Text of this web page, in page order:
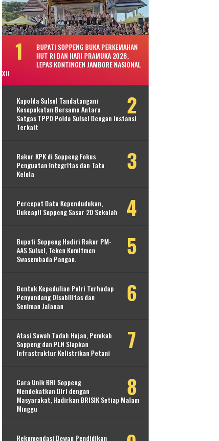
BUPATI SOPPENG BUKA PERKEMAHAN
HUT RI DAN HARI PRAMUKA 2026,
LEPAS KONTINGEN JAMBORE NASIONAL
XII
Kapolda Sulsel Tandatangani
Kesepakatan Bersama Antara
Satgas TPPO Polda Sulsel Dengan Instansi
Terkait
Rakor KPK di Soppeng Fokus
Penguatan Integritas dan Tata
Kelola
Percepat Data Kependudukan,
Dukcapil Soppeng Sasar 20 Sekolah
Bupati Soppeng Hadiri Rakor PM-
AAS Sulsel, Teken Komitmen
Swasembada Pangan.
Bentuk Kepedulian Polri Terhadap
Penyandang Disabilitas dan
Seniman Jalanan
Atasi Sawah Tadah Hujan, Pemkab
Soppeng dan PLN Siapkan
Infrastruktur Kelistrikan Petani
Cara Unik BRI Soppeng
Mendekatkan Diri dengan
Masyarakat, Hadirkan BRISIK Setiap Malam
Minggu
Rekomendasi Dewan Pendidikan